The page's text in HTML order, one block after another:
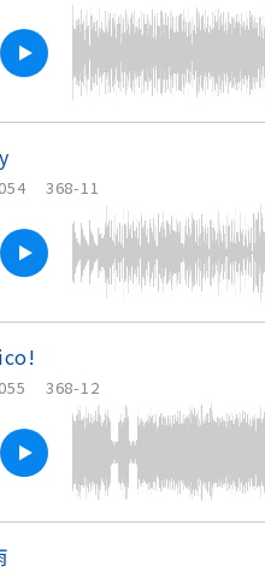
368-11
368-12